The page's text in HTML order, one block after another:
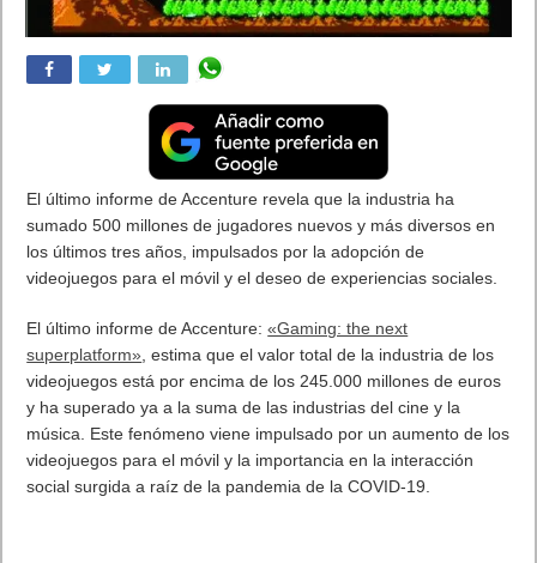
El último informe de Accenture revela que la industria ha
sumado 500 millones de jugadores nuevos y más diversos en
los últimos tres años, impulsados por la adopción de
videojuegos para el móvil y el deseo de experiencias sociales.
El último informe de Accenture:«Gaming: the next
superplatform» , estima que el valor total de la industria de los
videojuegos está por encima de los 245.000 millones de euros
y ha superado ya a la suma de las industrias del cine y la
música. Este fenómeno viene impulsado por un aumento de los
videojuegos para el móvil y la importancia en la interacción
social surgida a raíz de la pandemia de la COVID-19.